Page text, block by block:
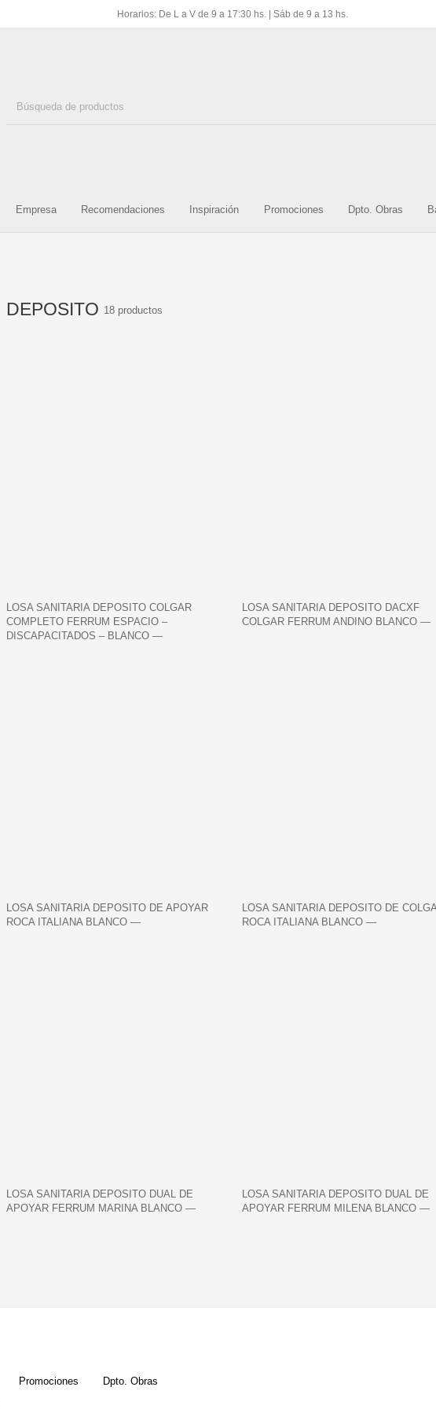
Horarios: De L a V de 9 a 17:30 hs. | Sáb de 9 a 13 hs.
Empresa Recomendaciones Inspiración Promociones Dpto. Obras
HIDROMASAJES Y
SAUNAS
LADRILLO DE VIDRIO LOSA SANITARIA
DEPOSITO 18 productos
LOSA SANITARIA DEPOSITO COLGAR
COMPLETO FERRUM ESPACIO –
DISCAPACITADOS – BLANCO —
LOSA SANITARIA DEPOSITO DACXF
COLGAR FERRUM ANDINO BLANCO —
LOSA SANITARIA DEPOSITO DE APOYAR
ROCA ITALIANA BLANCO —
LOSA SANITARIA DEPOSITO DE
ROCA ITALIANA BLANCO —
LOSA SANITARIA DEPOSITO DUAL DE
APOYAR FERRUM MARINA BLANCO —
LOSA SANITARIA DEPOSITO DUAL DE
APOYAR FERRUM MILENA BLANCO —
Promociones
Dpto. Obras